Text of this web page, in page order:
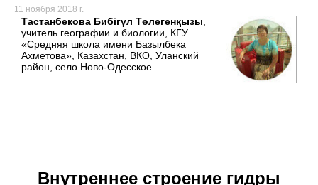
11 ноября 2018 г.
Тастанбекова Бибігүл Төлегенқызы,
учитель географии и биологии, КГУ
«Средняя школа имени Базылбека
Ахметова», Казахстан, ВКО, Уланский
район, село Ново-Одесское
Внутреннее строение гидры